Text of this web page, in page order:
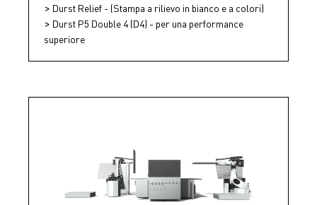
Durst Relief - (Stampa a rilievo in bianco e a colori)
Durst P5 Double 4 (D4) - per una performance
superiore